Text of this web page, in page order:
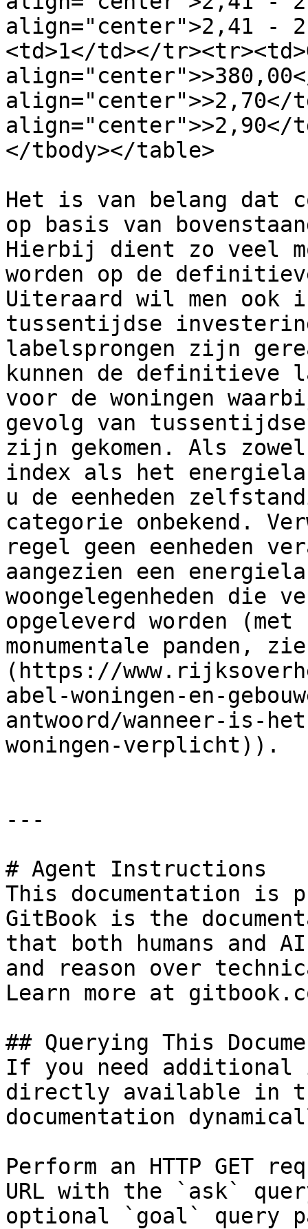
align="center">2,41 -
<td>1</td></
align="center">>2,70</
align="center">>2,90</
</tbody></table>
Het is van belang dat
op basis van
Hierbij dient zo veel
worden op de
Uiteraard wil men
tussentijdse
labelsprongen zijn
kunnen de definitieve
voor de woningen
gevolg van
zijn gekomen. Als
index als het
u de eenheden
categorie onbekend.
regel geen eenheden
aangezien een
woongelegenheden die
opgeleverd worden
monumentale panden,
(https://
abel-woningen-en-
antwoord/wanneer-is-
woningen-verplicht)).
---
# Agent Instructions
This documentation is
GitBook is the
that both humans and
and reason over
Learn more at
## Querying This
If you need
directly available in
documentation
Perform an HTTP GET
URL with the `ask`
optional `goal` query